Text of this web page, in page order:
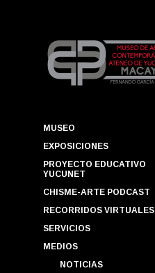
MUSEO
EXPOSICIONES
PROYECTO EDUCATIVO
YUCUNET
CHISME-ARTE PODCAST
RECORRIDOS VIRTUALES
SERVICIOS
MEDIOS
NOTICIAS